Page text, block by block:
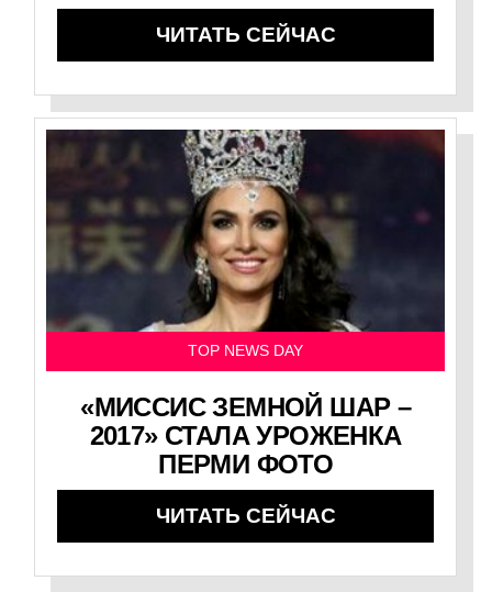
ЧИТАТЬ СЕЙЧАС
TOP NEWS DAY
«МИССИС ЗЕМНОЙ ШАР –
2017» СТАЛА УРОЖЕНКА
ПЕРМИ ФОТО
ЧИТАТЬ СЕЙЧАС